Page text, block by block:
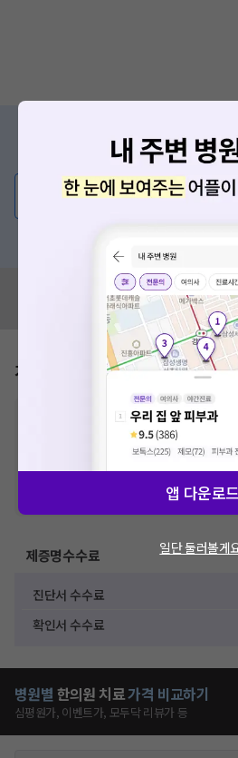
증상/치료, 궁금한
의사가 직접 답해
💬 무엇이든 물어보세요
혹시 잘못된 병원정보가 있나요?
모두닥 팀에 알려주세요!
가격표
비급여 항목의 경우,추가비용 등으로 실제
한 가격은 해당 의료기관에 직접 문의해주세요.
건강보험심사평가원에
VAT 포함
제증명수수료
진단서 수수료
확인서 수수료
병원별 한의원 치료가격 비교하기
심평원가, 이벤트가, 모두닥 리뷰가 등
앱 다운로드
일단 둘러볼게